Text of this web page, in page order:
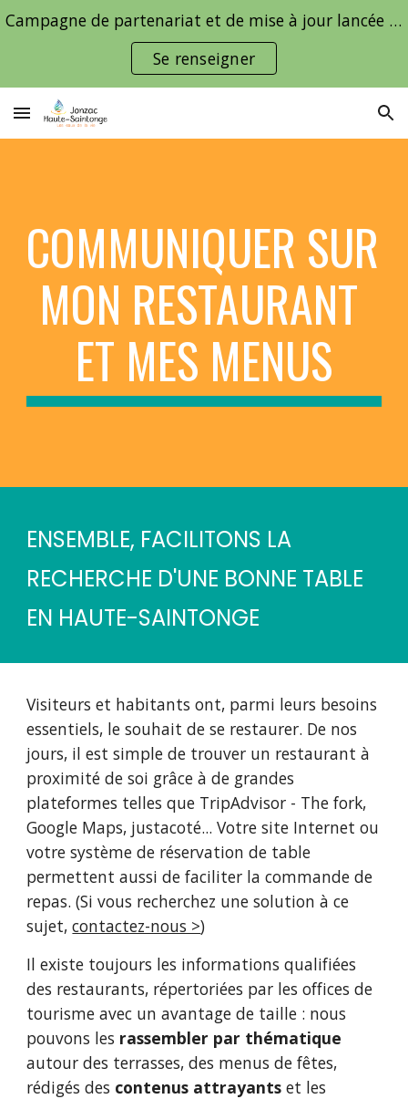
Skip to main content Skip to navigation
Campagne de partenariat et de mise à jour lancée pour les hébergeurs touristiques, surveillez votre boîte email
Se renseigner
COMMUNIQUER SUR
MON RESTAURANT
ET MES MENUS
ENSEMBLE, FACILITONS LA
RECHERCHE D'UNE BONNE TABLE
EN HAUTE-SAINTONGE
Visiteurs et habitants ont, parmi leurs besoins
essentiels, le souhait de se restaurer. De nos
jours, il est simple de trouver un restaurant à
proximité de soi grâce à de grandes
plateformes telles que TripAdvisor - The fork,
Google Maps, justacoté... Votre site Internet ou
votre système de réservation de table
permettent aussi de faciliter la commande de
repas. (Si vous recherchez une solution à ce
sujet, contactez-nous >)
Il existe toujours les informations qualifiées
des restaurants, répertoriées par les offices de
tourisme avec un avantage de taille : nous
pouvons les
autour des terrasses, des menus de fêtes,
rédigés des contenus attrayants et les